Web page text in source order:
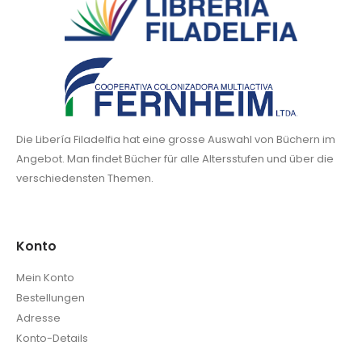
Die Libería Filadelfia hat eine grosse Auswahl von Büchern im
Angebot. Man findet Bücher für alle Altersstufen und über die
verschiedensten Themen.
Konto
Mein Konto
Bestellungen
Adresse
Konto-Details